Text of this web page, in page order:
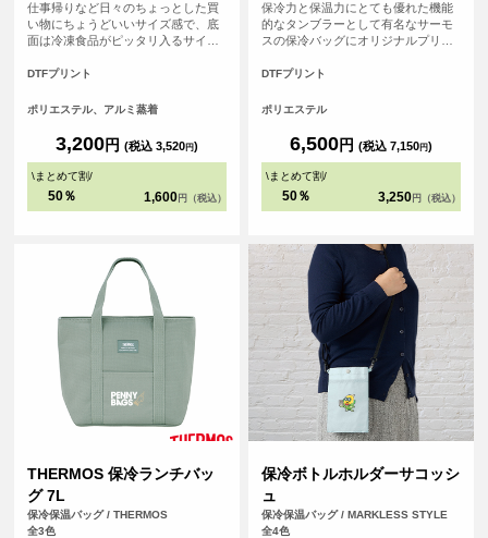
仕事帰りなど日々のちょっとした買
い物にちょうどいいサイズ感で、底
面は冷凍食品がピッタリ入るサイズ
大容量です。内側のアルミ蒸着が取
える仕様になっております。
DTFプリント
ポリエステル、アルミ蒸着
3,200円 (税込 3,520円)
\まとめて割/
50％ 1,600 円（税込）
保冷力と保温力にとても優れた機能
的なタンブラーとして有名なサーモ
スの保冷バッグにオリジナルプリン
ラー（RFD-0051）は、バッグ上部に
できる取り外し可能なストラップが
合わせたアイソテック2の断熱構造の
高い保冷力が冷たさと鮮度キープし
てくれます。部活・学校のお弁当や
ぴったりの保冷バッグです。記念品
DTFプリント
ポリエステル
6,500円 (税込 7,150円)
\まとめて割/
50％ 3,250 円（税込）
THERMOS 保冷ランチバッ
グ 7L
保冷保温バッグ / THERMOS
全3色
保冷ボトルホルダーサコッシ
ュ
保冷保温バッグ / MARKLESS STYLE
全4色